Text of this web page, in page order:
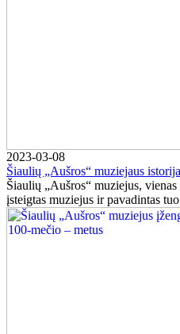
2023-03-08
Šiaulių „Aušros“ muziejaus istorija
Šiaulių „Aušros“ muziejus,
įsteigtas muziejus ir pavadintas